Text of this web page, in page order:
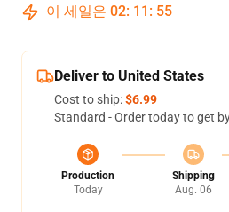
이 세일은 02: 11 : 54
Deliver to United States
Cost to ship:$6.99
Standard - Order today to get
Production
Today
Shipping
Aug. 06